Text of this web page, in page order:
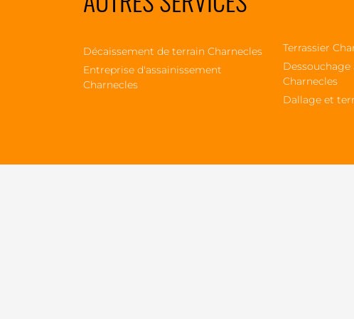
Décaissement de terrain Charnecles
Entreprise d'assainissement
Charnecles
Terrassier
Charnecles
Dallage et